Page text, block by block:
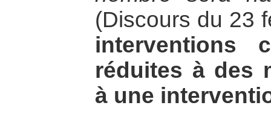
(Discours du 23
interventions
réduites à des
à une